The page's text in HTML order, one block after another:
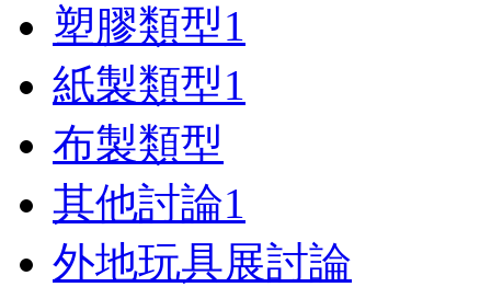
塑膠類型1
紙製類型1
布製類型
其他討論1
外地玩具展討論